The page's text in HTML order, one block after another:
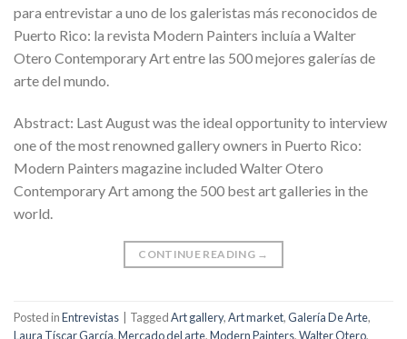
para entrevistar a uno de los galeristas más reconocidos de
Puerto Rico: la revista Modern Painters incluía a Walter
Otero Contemporary Art entre las 500 mejores galerías de
arte del mundo.
Abstract: Last August was the ideal opportunity to interview
one of the most renowned gallery owners in Puerto Rico:
Modern Painters magazine included Walter Otero
Contemporary Art among the 500 best art galleries in the
world.
CONTINUE READING →
Posted inEntrevistas | TaggedArt gallery,Art market,Galería De Arte,
Laura Tíscar García,Mercado del arte,Modern Painters,Walter Otero,